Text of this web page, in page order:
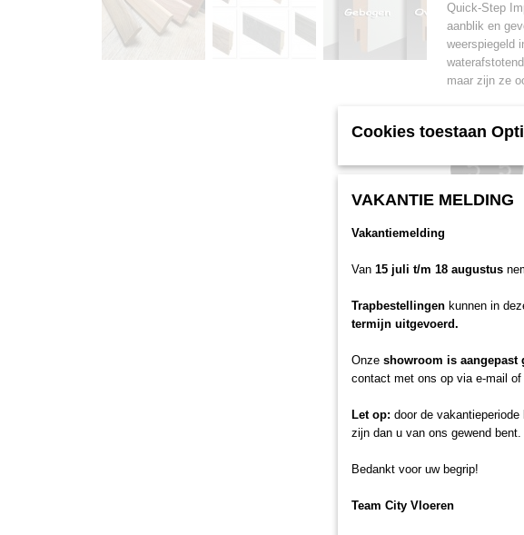
Toplaag
Quick-Step
aanblik en
weerspiegeld
maar zijn ze
Quick-Step
Zeg vaarwel
Step. Deze
eens 100%
Uniclic
Quick-Step is
de
Een
Kiezen voor
manier
Ecolabel,
Cookies toestaan
VAKANTIE MELDING
Vakantiemelding
Van 15 juli t/m 18 augustus
Trapbestellingen kunnen in
termijn uitgevoerd.
Onze showroom is aangepast
contact met ons op via e-mail of
Let op: door de
zijn dan u van ons gewend bent.
Bedankt voor uw begrip!
Team City Vloeren